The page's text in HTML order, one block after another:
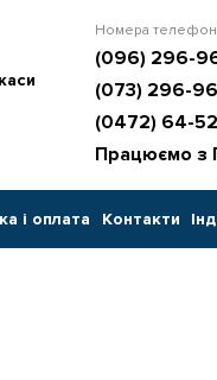
Номера
(096) 296-
(073) 296-
(0472) 64-
Працюємо з
і оплата Контакти